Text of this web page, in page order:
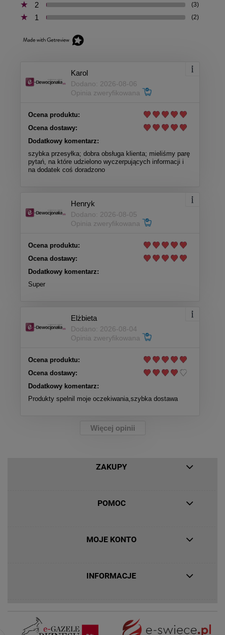
2 (3)
1 (2)
Karol
Dodano: 2026-08-06
Opinia zweryfikowana
Ocena produktu:
Ocena dostawy:
Dodatkowy komentarz:
szybka przesyłka; dobra obsługa klienta; mieliśmy parę
pytań, na które udzielono wyczerpujących informacji i
na dodatek coś doradzono
Henryk
Dodano: 2026-08-05
Opinia zweryfikowana
Ocena produktu:
Ocena dostawy:
Dodatkowy komentarz:
Super
Elżbieta
Dodano: 2026-08-04
Opinia zweryfikowana
Ocena produktu:
Ocena dostawy:
Dodatkowy komentarz:
Produkty spelnil moje oczekiwania,szybka dostawa
Więcej opinii
ZAKUPY
POMOC
MOJE KONTO
INFORMACJE